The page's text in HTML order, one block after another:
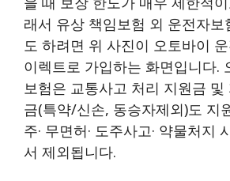
래서 유상 책임보험 외 운전자보
도 하려면 위 사진이 오토바이
이렉트로 가입하는 화면입니다.
보험은 교통사고 처리 지원금 및
금(특약/신손, 동승자제외)도 지
주· 무면허· 도주사고· 약물처지
서 제외됩니다.